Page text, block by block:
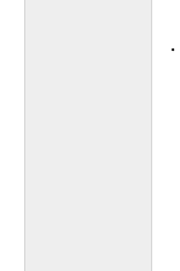
・